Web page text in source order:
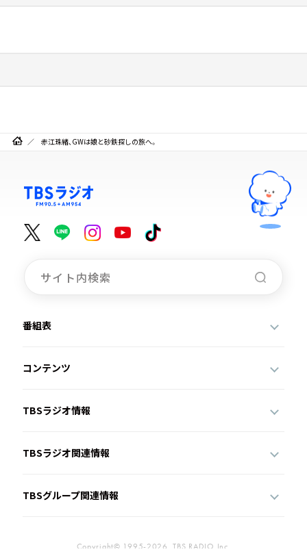
赤江珠緒、GWは娘と砂鉄探しの旅へ。
番組表
コンテンツ
TBSラジオ情報
TBSラジオ関連情報
TBSグループ関連情報
Copyright© 1995-2026, TBS RADIO,Inc.